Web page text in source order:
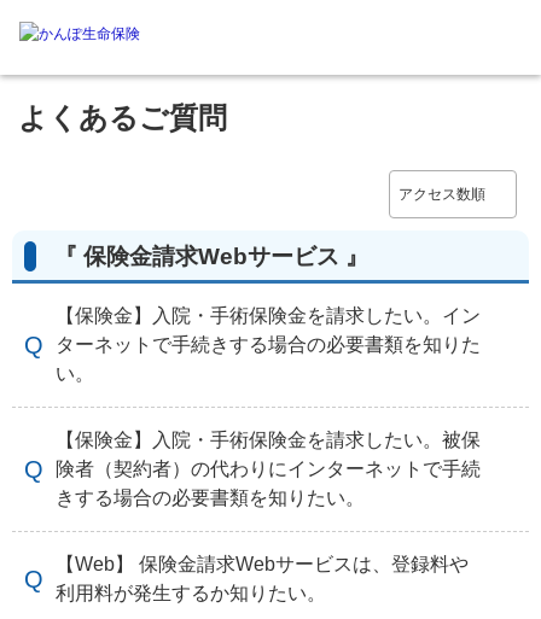
よくあるご質問
『 保険金請求Webサービス 』
【保険金】入院・手術保険金を請求したい。イン
ターネットで手続きする場合の必要書類を知りた
い。
【保険金】入院・手術保険金を請求したい。被保
険者（契約者）の代わりにインターネットで手続
きする場合の必要書類を知りたい。
【Web】 保険金請求Webサービスは、登録料や
利用料が発生するか知りたい。